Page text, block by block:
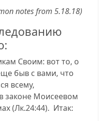
notes from 5.18.18)
Своим: вот то, о
быв с вами, что
всему,
законе Моисеевом
(Лк.24:44). Итак: